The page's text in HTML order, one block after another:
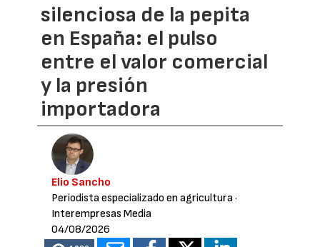
silenciosa de la pepita
en España: el pulso
entre el valor comercial
y la presión
importadora
Elio Sancho
Periodista especializado en agricultura·
Interempresas Media
04/08/2026